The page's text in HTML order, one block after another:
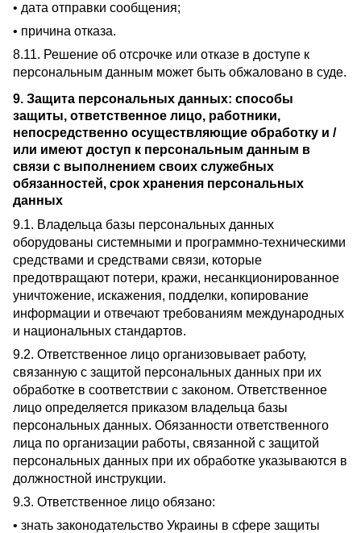
• дата отправки сообщения;
• причина отказа.
8.11. Решение об отсрочке или отказе в доступе к
персональным данным может быть обжаловано в суде.
9. Защита персональных данных: способы
защиты, ответственное лицо, работники,
непосредственно осуществляющие обработку и /
или имеют доступ к персональным данным в
связи с выполнением своих служебных
обязанностей, срок хранения персональных
данных
9.1. Владельца базы персональных данных
оборудованы системными и программно-техническими
средствами и средствами связи, которые
предотвращают потери, кражи, несанкционированное
уничтожение, искажения, подделки, копирование
информации и отвечают требованиям международных
и национальных стандартов.
9.2. Ответственное лицо организовывает работу,
связанную с защитой персональных данных при их
обработке в соответствии с законом. Ответственное
лицо определяется приказом владельца базы
персональных данных. Обязанности ответственного
лица по организации работы, связанной с защитой
персональных данных при их обработке указываются в
должностной инструкции.
9.3. Ответственное лицо обязано:
• знать законодательство Украины в сфере защиты